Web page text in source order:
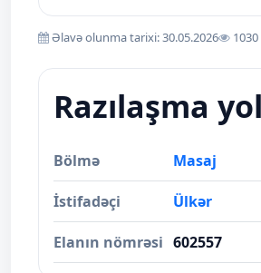
Əlavə olunma tarixi: 30.05.2026 1030
Razılaşma
Bölmə Masaj
İstifadəçi Ülkər
Elanın nömrəsi 602557